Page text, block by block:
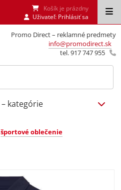
Promo Direct – reklamné predmety
info@promodirect.sk
tel. 917 747 955
Košík je prázdny
Uživateľ: Prihlásiť sa
– kategórie
športové oblečenie